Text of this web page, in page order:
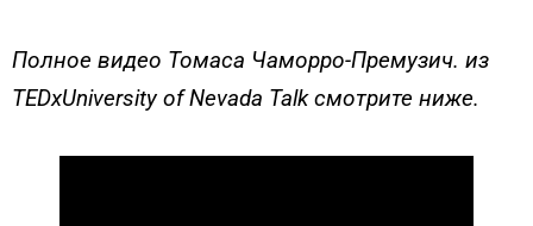
Полное видео Томаса Чаморро-Премузич. из
TEDxUniversity of Nevada Talk смотрите ниже.